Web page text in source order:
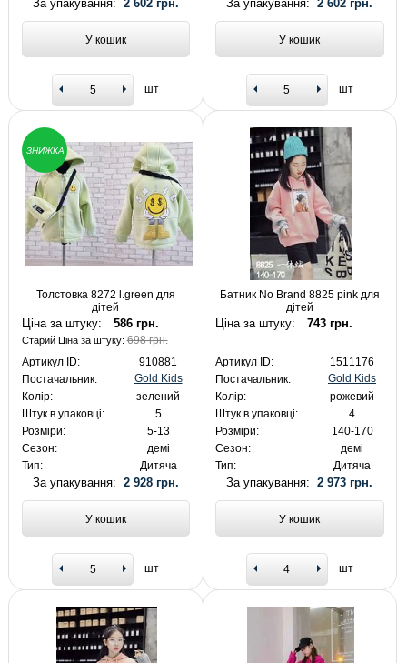
За упакування: 2 602 грн.
У кошик
шт
За упакування:2 602 грн.
У кошик
шт
ЗНИЖКА
Толстовка 8272 l.green для
дітей
Ціна за штуку: 586 грн.
Старий Ціна за штуку:698 грн.
Артикул ID:
910881
Постачальник:
Gold Kids
Колір:
зелений
Штук в упаковці:
5
Розміри:
5-13
Сезон:
демі
Тип:
Дитяча
За упакування: 2 928 грн.
У кошик
шт
Батник No Brand 8825 pink для
дітей
Ціна за штуку: 743 грн.
Артикул ID:
1511176
Постачальник:
Gold Kids
Колір:
рожевий
Штук в упаковці:
4
Розміри:
140-170
Сезон:
демі
Тип:
Дитяча
За упакування:2 973 грн.
У кошик
шт